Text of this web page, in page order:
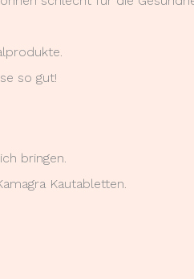
so gut!
bringen.
Kautabletten.